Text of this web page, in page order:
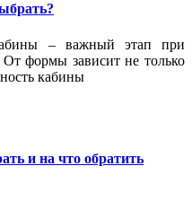
– важный этап при
формы зависит не только
кабины
и на что обратить